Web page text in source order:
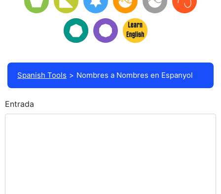
Spanish Tools Nombres a Nombres en Espanyol
Entrada